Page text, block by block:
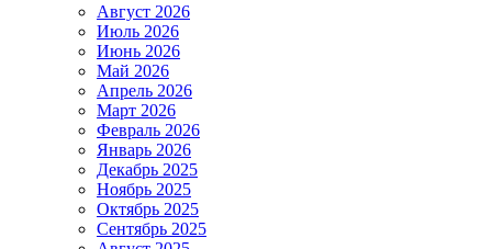
Август 2026
Июль 2026
Июнь 2026
Май 2026
Апрель 2026
Март 2026
Февраль 2026
Январь 2026
Декабрь 2025
Ноябрь 2025
Октябрь 2025
Сентябрь 2025